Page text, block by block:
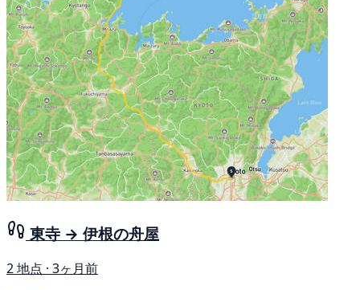
東寺 → 伊根の舟屋
2 地点 · 3ヶ月前